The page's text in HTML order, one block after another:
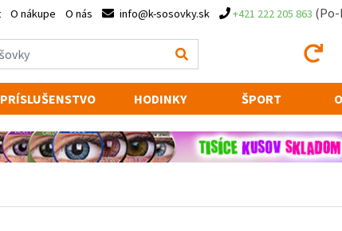
O nákupe O nás info@k-sosovky.sk +421 222 205 863 (Po-
PRÍSLUŠENSTVO HODINKY ŠPORT